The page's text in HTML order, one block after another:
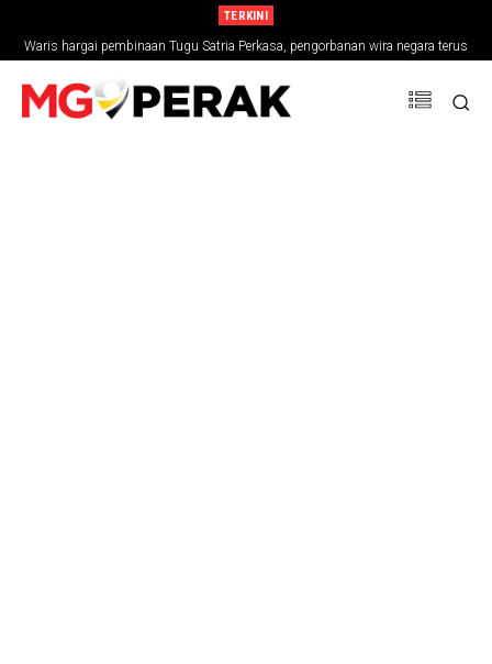
TERKINI
Waris hargai pembinaan Tugu Satria Perkasa, pengorbanan wira negara terus
dikenang